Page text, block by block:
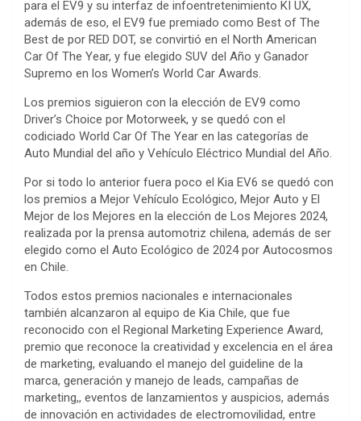
para el EV9 y su interfaz de infoentretenimiento KI UX,
además de eso, el EV9 fue premiado como Best of The
Best de por RED DOT, se convirtió en el North American
Car Of The Year, y fue elegido SUV del Año y Ganador
Supremo en los Women’s World Car Awards.
Los premios siguieron con la elección de EV9 como
Driver’s Choice por Motorweek, y se quedó con el
codiciado World Car Of The Year en las categorías de
Auto Mundial del año y Vehículo Eléctrico Mundial del Año.
Por si todo lo anterior fuera poco el Kia EV6 se quedó con
los premios a Mejor Vehículo Ecológico, Mejor Auto y El
Mejor de los Mejores en la elección de Los Mejores 2024,
realizada por la prensa automotriz chilena, además de ser
elegido como el Auto Ecológico de 2024 por Autocosmos
en Chile.
Todos estos premios nacionales e internacionales
también alcanzaron al equipo de Kia Chile, que fue
reconocido con el Regional Marketing Experience Award,
premio que reconoce la creatividad y excelencia en el área
de marketing, evaluando el manejo del guideline de la
marca, generación y manejo de leads, campañas de
marketing,, eventos de lanzamientos y auspicios, además
de innovación en actividades de electromovilidad, entre